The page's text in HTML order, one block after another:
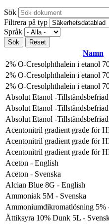
Sök
Filtrera på typ
Språk
Namn
2% O-Cresolphthalein i etanol
2% O-Cresolphthalein i etanol
2% O-Cresolphthalein i etanol
Absolut Etanol -
Absolut Etanol -
Absolut Etanol -
Acentonitril gradient grade för
Acentonitril gradient grade för
Acentonitril gradient grade för
Aceton - English
Aceton - Svenska
Alcian Blue 8G - English
Ammoniak 5M - Svenska
Ammoniumdikromatlösning 5%
Ättiksyra 10% Dunk 5L -